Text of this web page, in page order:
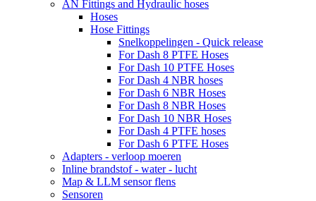
AN Fittings and Hydraulic hoses
Hoses
Hose Fittings
Snelkoppelingen - Quick release
For Dash 8 PTFE Hoses
For Dash 10 PTFE Hoses
For Dash 4 NBR hoses
For Dash 6 NBR Hoses
For Dash 8 NBR Hoses
For Dash 10 NBR Hoses
For Dash 4 PTFE hoses
For Dash 6 PTFE Hoses
Adapters - verloop moeren
Inline brandstof - water - lucht
Map & LLM sensor flens
Sensoren